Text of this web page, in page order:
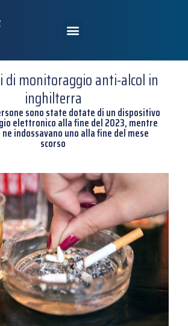
di monitoraggio anti-alcol in
inghilterra
sono state dotate di un dispositivo
elettronico alla fine del 2023, mentre
indossavano uno alla fine del mese
scorso